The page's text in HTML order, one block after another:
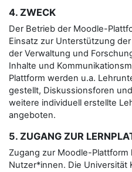
4. ZWECK
Der Betrieb der Moodle-
Einsatz zur Unterstützung
der Verwaltung und
Inhalte und
Plattform werden u.a.
gestellt, Diskussionsforen
weitere individuell erstellte
angeboten.
5. ZUGANG ZUR
Zugang zur Moodle-Plattform
Nutzer*innen. Die Universität